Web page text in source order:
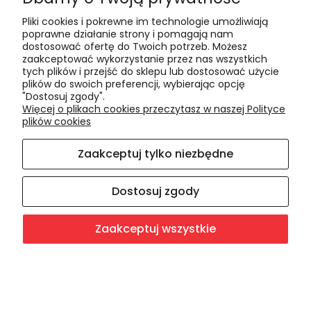
Płatności i dostawa
Formy płatności
Czas realizacji i koszty dostawy
Informacje
Polityka cookies
Polityka prywatności
Blog
O nas
Pliki cookies i pokrewne im technologie umożliwiają
poprawne działanie strony i pomagają nam
dostosować ofertę do Twoich potrzeb. Możesz
zaakceptować wykorzystanie przez nas wszystkich
tych plików i przejść do sklepu lub dostosować użycie
plików do swoich preferencji, wybierając opcję
"Dostosuj zgody".
Więcej o plikach cookies przeczytasz w naszej Polityce
plików cookies
Zaakceptuj tylko niezbędne
Dostosuj zgody
Zaakceptuj wszystkie